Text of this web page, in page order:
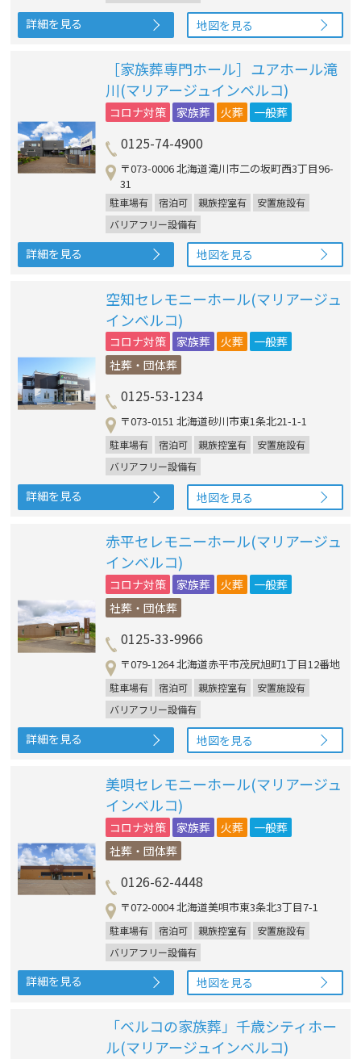
詳細を見る 地図を見る
［家族葬専門ホール］ユアホール滝
川(マリアージュインベルコ)
コロナ対策 家族葬 火葬 一般葬
0125-74-4900
〒073-0006 北海道滝川市二の坂町西3丁目96-
31
駐車場有 宿泊可 親族控室有
安置施設有
バリアフリー設備有
詳細を見る 地図を見る
空知セレモニーホール(マリアージュ
インベルコ)
コロナ対策 家族葬 火葬
一般葬
社葬・団体葬
0125-53-1234
〒073-0151 北海道砂川市東1条北21-1-1
駐車場有 宿泊可 親族控室有
安置施設有
バリアフリー設備有
詳細を見る 地図を見る
赤平セレモニーホール(マリアージュ
インベルコ)
コロナ対策 家族葬 火葬
一般葬
社葬・団体葬
0125-33-9966
〒079-1264 北海道赤平市茂尻旭町1丁目12番地
駐車場有 宿泊可 親族控室有
安置施設有
バリアフリー設備有
詳細を見る 地図を見る
美唄セレモニーホール(マリアージュ
インベルコ)
コロナ対策 家族葬 火葬
一般葬
社葬・団体葬
0126-62-4448
〒072-0004 北海道美唄市東3条北3丁目7-1
駐車場有 宿泊可 親族控室有
安置施設有
バリアフリー設備有
詳細を見る 地図を見る
「ベルコの家族葬」千歳シティホー
ル(マリアージュインベルコ)